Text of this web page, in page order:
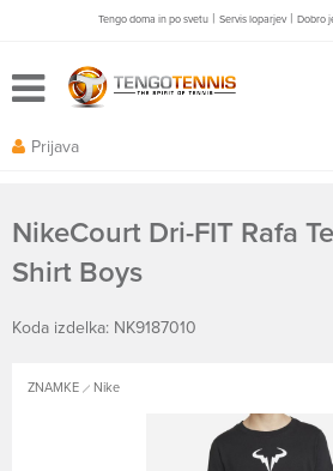
Tengo doma in po svetu | Servis loparjev | Dobro
Prijava
NikeCourt Dri-FIT Rafa
Shirt Boys
Koda izdelka: NK9187010
ZNAMKE Nike